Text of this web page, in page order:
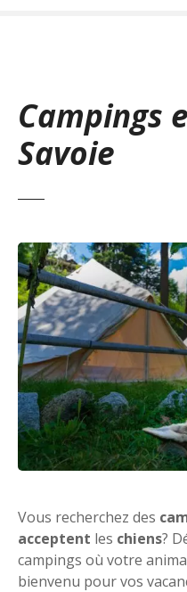
Campings
Savoie
Vous recherchez des
acceptent les chiens?
campings où votre
bienvenu pour vos